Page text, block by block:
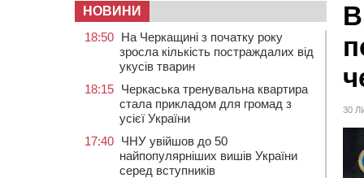
30
НОВИНИ
18:50 На Черкащині з початку року
зросла кількість постраждалих від
укусів тварин
18:15 Черкаська тренувальна квартира
стала прикладом для громад з
усієї України
17:40 ЧНУ увійшов до 50
найпопулярніших вишів України
серед вступників